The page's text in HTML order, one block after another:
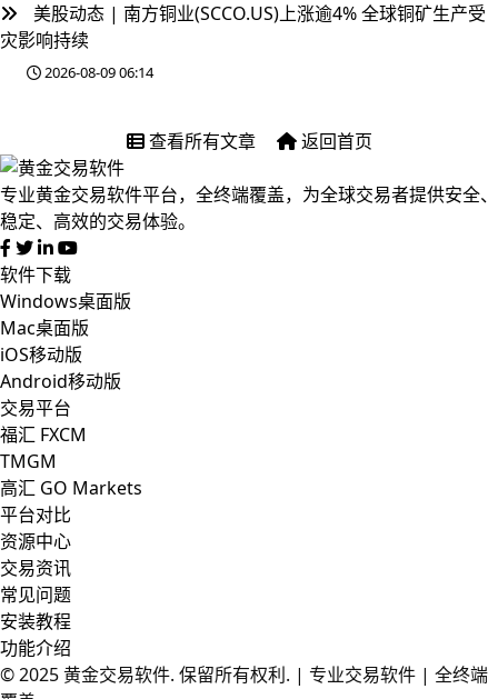
美股动态 | 南方铜业(SCCO.US)上涨逾4% 全球铜矿生产受
灾影响持续
2026-08-09 06:14
查看所有文章 返回首页
专业黄金交易软件平台，全终端覆盖，为全球交易者提供安全、
稳定、高效的交易体验。
软件下载
Windows桌面版
Mac桌面版
iOS移动版
Android移动版
交易平台
福汇 FXCM
TMGM
高汇 GO Markets
平台对比
资源中心
交易资讯
常见问题
安装教程
功能介绍
© 2025黄金交易软件. 保留所有权利. | 专业交易软件 | 全终端